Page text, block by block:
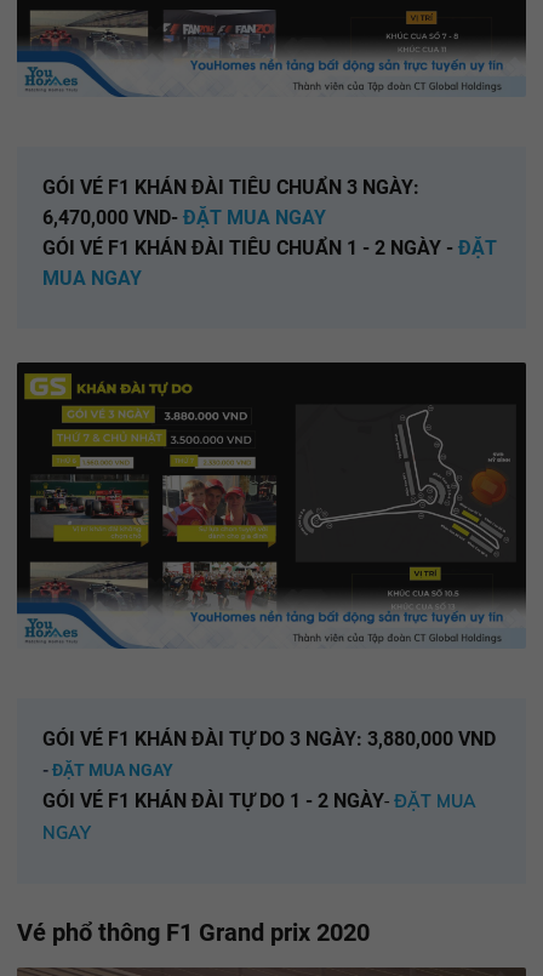
GÓI VÉ F1 KHÁN ĐÀI TIÊU CHUẨN 3 NGÀY:
6,470,000 VND- ĐẶT MUA NGAY
GÓI VÉ F1 KHÁN ĐÀI TIÊU CHUẨN 1 - 2 NGÀY - ĐẶT
MUA NGAY
GÓI VÉ F1 KHÁN ĐÀI TỰ DO 3 NGÀY: 3,880,000 VND
-ĐẶT MUA NGAY
GÓI VÉ F1 KHÁN ĐÀI TỰ DO 1 - 2 NGÀY- ĐẶT MUA
NGAY
Vé phổ thông F1 Grand prix 2020